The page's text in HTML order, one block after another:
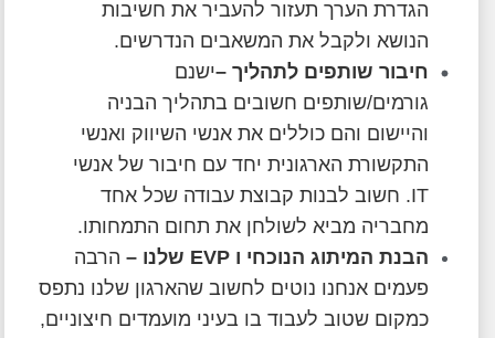
הגדרת הערך תעזור להעביר את חשיבות
הנושא ולקבל את המשאבים הנדרשים.
חיבור שותפים לתהליך –ישנם
גורמים/שותפים חשובים בתהליך הבניה
והיישום והם כוללים את אנשי השיווק ואנשי
התקשורת הארגונית יחד עם חיבור של אנשי
IT. חשוב לבנות קבוצת עבודה שכל אחד
מחבריה מביא לשולחן את תחום התמחותו.
הבנת המיתוג הנוכחי ו
שלנו – הרבה
פעמים אנחנו נוטים לחשוב שהארגון שלנו נתפס
כמקום שטוב לעבוד בו בעיני מועמדים חיצוניים,